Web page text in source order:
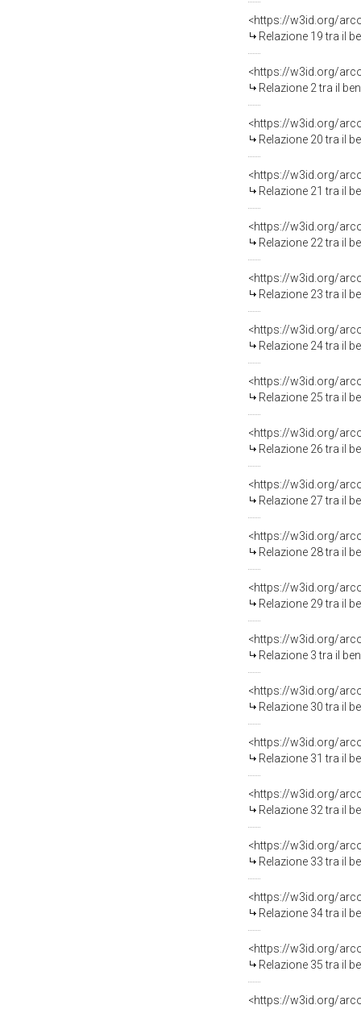
<https://w3id.org/
Relazione 19 tra il
<https://w3id.org/
Relazione 2 tra il
<https://w3id.org/
Relazione 20 tra il
<https://w3id.org/
Relazione 21 tra il
<https://w3id.org/
Relazione 22 tra il
<https://w3id.org/
Relazione 23 tra il
<https://w3id.org/
Relazione 24 tra il
<https://w3id.org/
Relazione 25 tra il
<https://w3id.org/
Relazione 26 tra il
<https://w3id.org/
Relazione 27 tra il
<https://w3id.org/
Relazione 28 tra il
<https://w3id.org/
Relazione 29 tra il
<https://w3id.org/
Relazione 3 tra il
<https://w3id.org/
Relazione 30 tra il
<https://w3id.org/
Relazione 31 tra il
<https://w3id.org/
Relazione 32 tra il
<https://w3id.org/
Relazione 33 tra il
<https://w3id.org/
Relazione 34 tra il
<https://w3id.org/
Relazione 35 tra il
<https://w3id.org/